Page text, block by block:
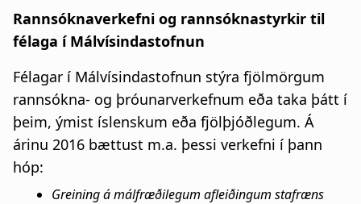
Rannsóknaverkefni og rannsóknastyrkir til
félaga í Málvísindastofnun
Félagar í Málvísindastofnun stýra fjölmörgum
rannsókna- og þróunarverkefnum eða taka þátt í
þeim, ýmist íslenskum eða fjölþjóðlegum. Á
árinu 2016 bættust m.a. þessi verkefni í þann
hóp:
Greining á málfræðilegum afleiðingum stafræns